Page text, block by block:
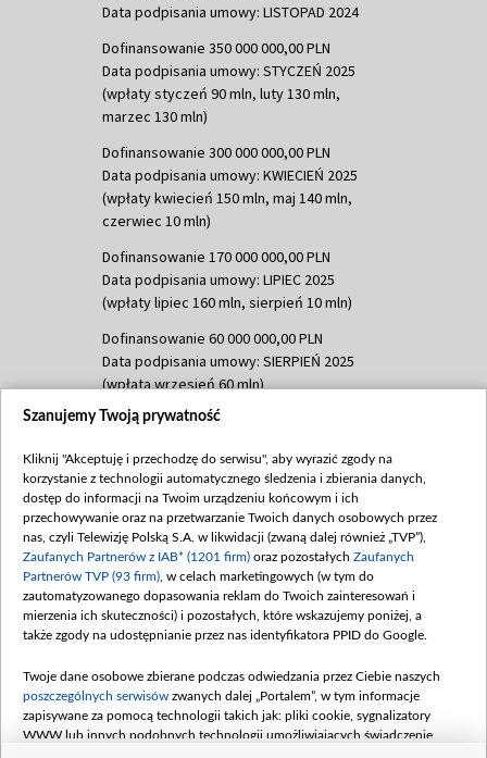
Data podpisania umowy: LISTOPAD 2024
Dofinansowanie 350 000 000,00 PLN
Data podpisania umowy: STYCZEŃ 2025
(wpłaty styczeń 90 mln, luty 130 mln,
marzec 130 mln)
Dofinansowanie 300 000 000,00 PLN
Data podpisania umowy: KWIECIEŃ 2025
(wpłaty kwiecień 150 mln, maj 140 mln,
czerwiec 10 mln)
Dofinansowanie 170 000 000,00 PLN
Data podpisania umowy: LIPIEC 2025
(wpłaty lipiec 160 mln, sierpień 10 mln)
Dofinansowanie 60 000 000,00 PLN
Data podpisania umowy: SIERPIEŃ 2025
(wpłata wrzesień 60 mln)
Dofinansowanie 635 783 051,21 PLN
(wpłata wrzesień 100 mln, październik 350
mln, listopad 265 mln)
Dofinansowanie 48 862 000,00 PLN
Data podpisania umowy: GRUDZIEŃ 2025
(wpłata grudzień 60,548 mln)
Dofinansowanie 900 000 000,00 PLN
Data podpisania umowy: LUTY 2026 (wpłata
kwiecień 180 mln, 7 maja 180 mln, 8
czerwca 90 mln)
Dofinansowanie 250 000 000,00 PLN
Szanujemy Twoją prywatność
Kliknij "Akceptuję i przechodzę do serwisu", aby wyrazić zgody na
korzystanie z technologii automatycznego śledzenia i zbierania danych,
dostęp do informacji na Twoim urządzeniu końcowym i ich
przechowywanie oraz na przetwarzanie Twoich danych osobowych przez
nas, czyli Telewizję Polską S.A. w likwidacji (zwaną dalej również „TVP”),
Zaufanych Partnerów z IAB* (1201 firm) oraz pozostałych Zaufanych
Partnerów TVP (93 firm) , w celach marketingowych (w tym do
zautomatyzowanego dopasowania reklam do Twoich zainteresowań i
mierzenia ich skuteczności) i pozostałych, które wskazujemy poniżej, a
także zgody na udostępnianie przez nas identyfikatora PPID do Google.
Twoje dane osobowe zbierane podczas odwiedzania przez Ciebie naszych
poszczególnych serwisów zwanych dalej „Portalem”, w tym informacje
zapisywane za pomocą technologii takich jak: pliki cookie, sygnalizatory
WWW lub innych podobnych technologii umożliwiających świadczenie